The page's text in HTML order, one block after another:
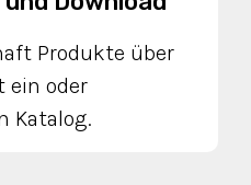
Produkte über
ein oder
Katalog.